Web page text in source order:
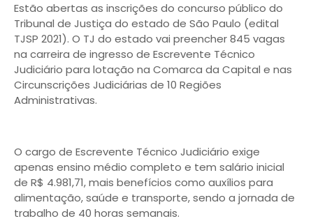
Estão abertas as inscrições do concurso público do
Tribunal de Justiça do estado de São Paulo (edital
TJSP 2021). O TJ do estado vai preencher 845 vagas
na carreira de ingresso de Escrevente Técnico
Judiciário para lotação na Comarca da Capital e nas
Circunscrições Judiciárias de 10 Regiões
Administrativas.
O cargo de Escrevente Técnico Judiciário exige
apenas ensino médio completo e tem salário inicial
de R$ 4.981,71, mais benefícios como auxílios para
alimentação, saúde e transporte, sendo a jornada de
trabalho de 40 horas semanais.